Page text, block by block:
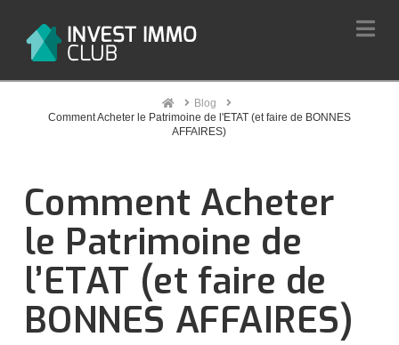
HomeBlog
Comment Acheter le Patrimoine de l'ETAT (et faire de BONNES
AFFAIRES)
Comment Acheter
le Patrimoine de
l’ETAT (et faire de
BONNES AFFAIRES)